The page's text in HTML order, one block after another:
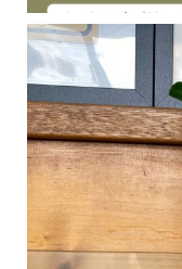
今年の1月にお店に植えたマングローブ(メヒルギ)の苗が成長してきました
マングロ